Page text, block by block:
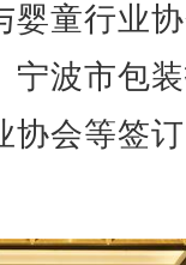
婴童行业
宁波市包
协会等签